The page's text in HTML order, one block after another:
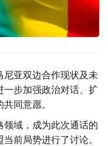
亚双边合作现状及未
一步加强政治对话、扩
同意愿。
域，成为此次通话的
前局势进行了讨论。